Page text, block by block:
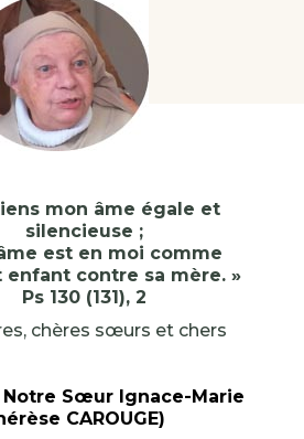
mon âme égale et
silencieuse ;
est en moi comme
enfant contre sa mère. »
Ps 130 (131), 2
chères sœurs et chers
Notre Sœur Ignace-Marie
CAROUGE)